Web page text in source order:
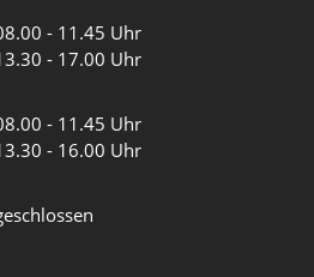
- 11.45 Uhr
- 17.00 Uhr
- 11.45 Uhr
- 16.00 Uhr